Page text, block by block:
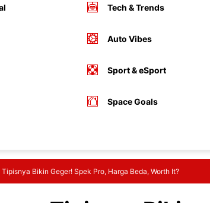
Tech & Trends
Auto Vibes
Sport & eSport
Space Goals
Bikin Geger! Spek Pro, Harga Beda, Worth It?